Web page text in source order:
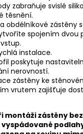
zabraňuje svislé
těsnění.
obdélníkové zástěny
spojením dvou
instalace.
poskytuje
nerovností.
zástěny ke
vrutem zajišťuje
montáži zástěny